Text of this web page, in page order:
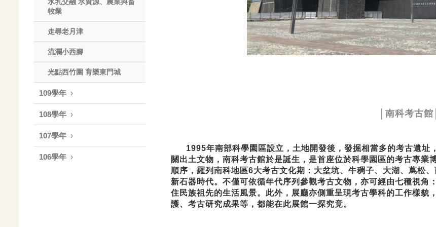
水乳交融 水資源、農業與畜
牧業
走尋老月津
流瀾小西腳
光點西竹圍 育樂東門城
109學年
108學年
107學年
106學年
│南科考古館│
1995年南部科學園區設立，土地開發後，發掘相當多的考古遺址
關出土文物，南科考古館於是誕生，是首座位於科學園區的考古專業
順序，羅列南科地區6大考古文化期：大坌坑、牛稠子、大湖、蔦松
新石器時代。不僅可依循年代序列參觀考古文物，亦可經由七種視角
住民族祖先的生活風景。此外，展廳亦側重呈現考古學科的工作樣貌
護、考古研究成果等，都能在此展館一探究竟。